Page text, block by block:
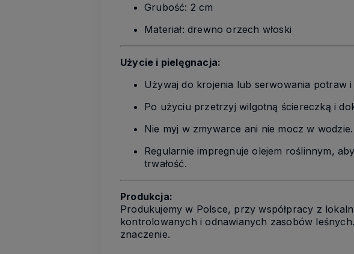
Grubość: 2 cm
Materiał: drewno orzech włoski
Użycie i pielęgnacja:
Używaj do krojenia lub serwowania potraw i
Po użyciu przetrzyj wilgotną ściereczką i
Nie myj w zmywarce ani nie mocz w wodzie.
Regularnie impregnuje olejem roślinnym,
trwałość.
Produkcja:
Produkujemy w Polsce, przy współpracy z
kontrolowanych i odnawianych zasobów
znaczenie.